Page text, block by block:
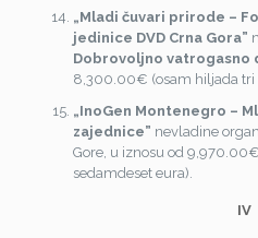
„Mladi čuvari prirode –
jedinice DVD Crna Gora”
Dobrovoljno vatrogasno
8,300.00€ (osam hiljada tri
„InoGen Montenegro –
zajednice” nevladine
Gore, u iznosu od
sedamdeset eura).
IV